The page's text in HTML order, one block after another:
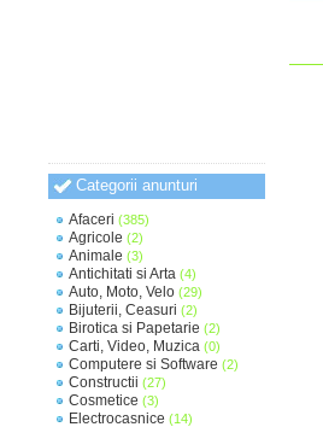
Categorii anunturi
Afaceri (385)
Agricole (2)
Animale (3)
Antichitati si Arta (4)
Auto, Moto, Velo (29)
Bijuterii, Ceasuri (2)
Birotica si Papetarie (2)
Carti, Video, Muzica (0)
Computere si Software (2)
Constructii (27)
Cosmetice (3)
Electrocasnice (14)